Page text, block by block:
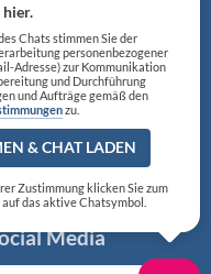
Media
hier.
Chats stimmen Sie der
personenbezogener
Adresse) zur Kommunikation
und Durchführung
und Aufträge gemäß den
zu.
& CHAT LADEN
Zustimmung klicken Sie zum
das aktive Chatsymbol.